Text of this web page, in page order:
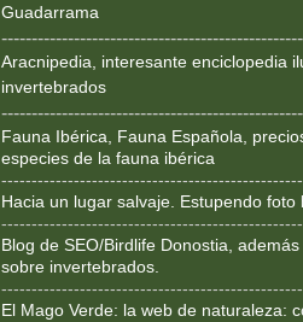
Guadarrama
Aracnipedia, interesante enciclopedia
invertebrados
Fauna Ibérica, Fauna Española,
especies de la fauna ibérica
Hacia un lugar salvaje. Estupendo foto
Blog de SEO/Birdlife Donostia,
sobre invertebrados.
El Mago Verde: la web de naturaleza: